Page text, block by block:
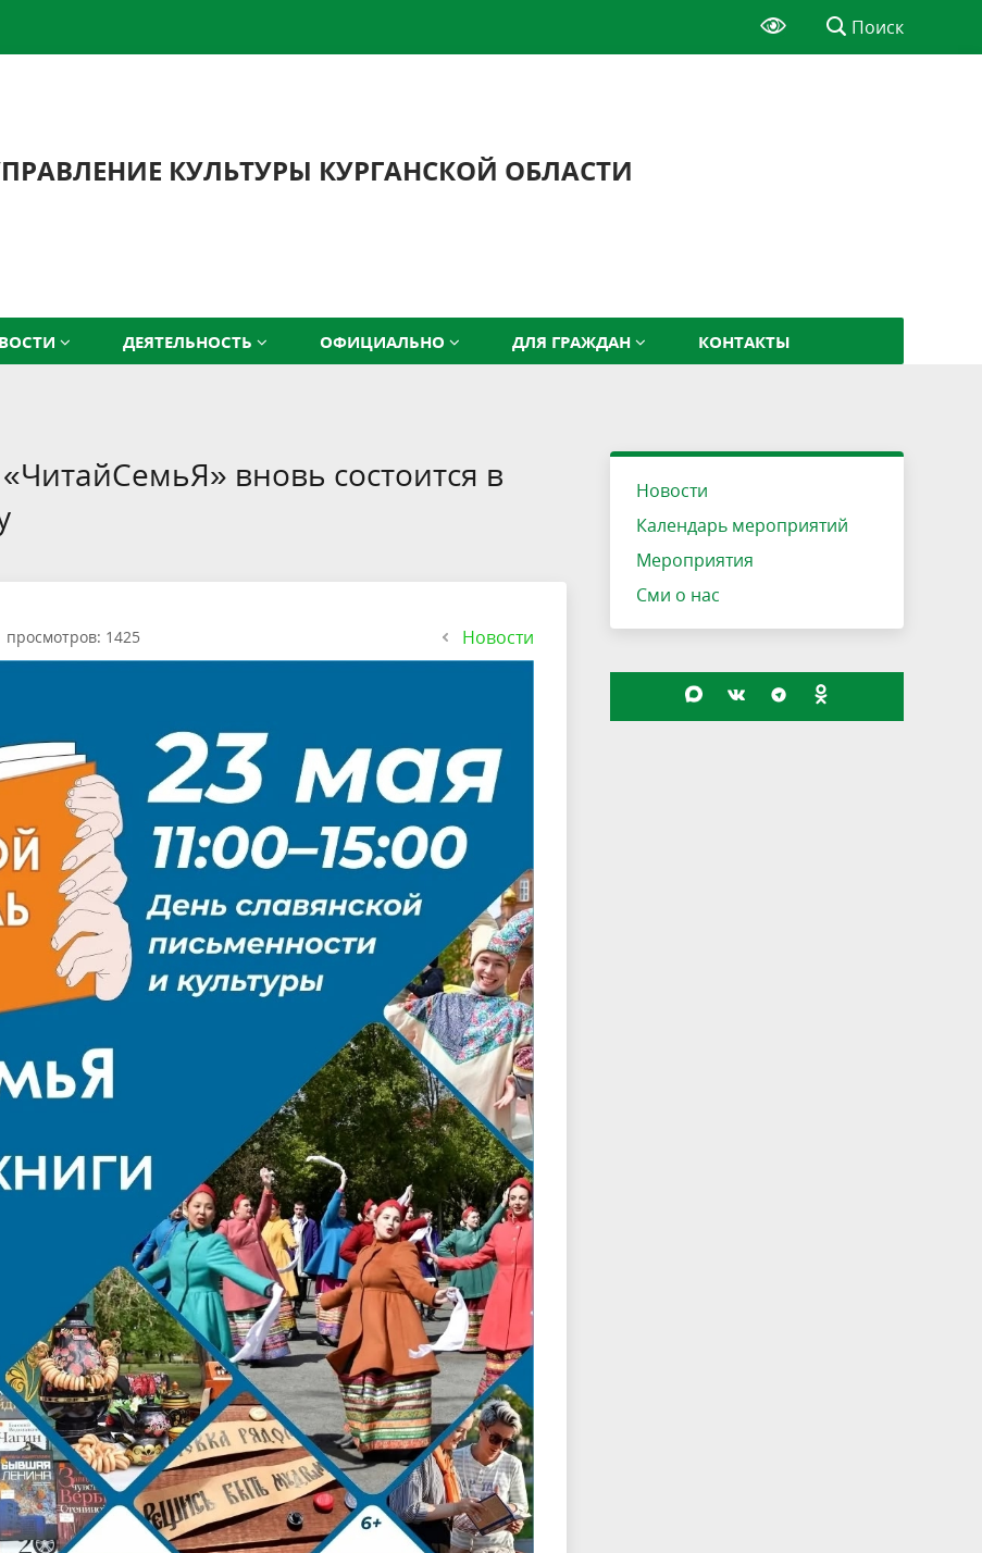
Поиск
КУЛЬТУРЫ КУРГАНСКОЙ ОБЛАСТИ
ДЕЯТЕЛЬНОСТЬ ОФИЦИАЛЬНО ДЛЯ ГРАЖДАН КОНТАКТЫ
вновь состоится в
просмотров: 1425 Новости
Новости
Календарь мероприятий
Мероприятия
Сми о нас